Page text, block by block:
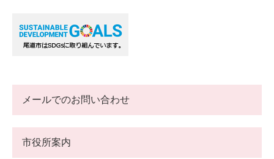
メールでのお問い合わせ
市役所案内